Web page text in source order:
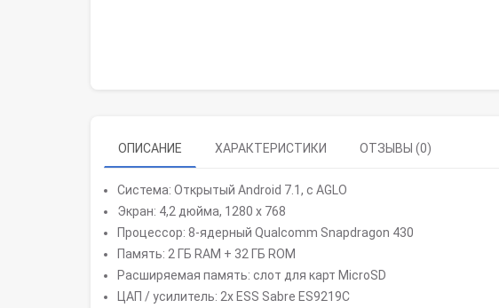
ОПИСАНИЕ ХАРАКТЕРИСТИКИ ОТЗЫВЫ (0)
Система: Открытый Android 7.1, с AGLO
Экран: 4,2 дюйма, 1280 x 768
Процессор: 8-ядерный Qualcomm Snapdragon 430
Память: 2 ГБ RAM + 32 ГБ ROM
Расширяемая память: слот для карт MicroSD
ЦАП / усилитель: 2x ESS Sabre ES9219C